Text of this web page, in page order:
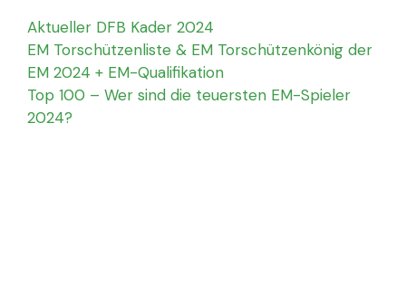
Aktueller DFB Kader 2024
EM Torschützenliste & EM Torschützenkönig der
EM 2024 + EM-Qualifikation
Top 100 – Wer sind die teuersten EM-Spieler
2024?